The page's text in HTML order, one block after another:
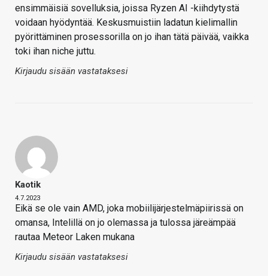
ensimmäisiä sovelluksia, joissa Ryzen AI -kiihdytystä
voidaan hyödyntää. Keskusmuistiin ladatun kielimallin
pyörittäminen prosessorilla on jo ihan tätä päivää, vaikka
toki ihan niche juttu.
Kirjaudu sisään vastataksesi
Kaotik
4.7.2023
Eikä se ole vain AMD, joka mobiilijärjestelmäpiirissä on
omansa, Intelillä on jo olemassa ja tulossa järeämpää
rautaa Meteor Laken mukana
Kirjaudu sisään vastataksesi